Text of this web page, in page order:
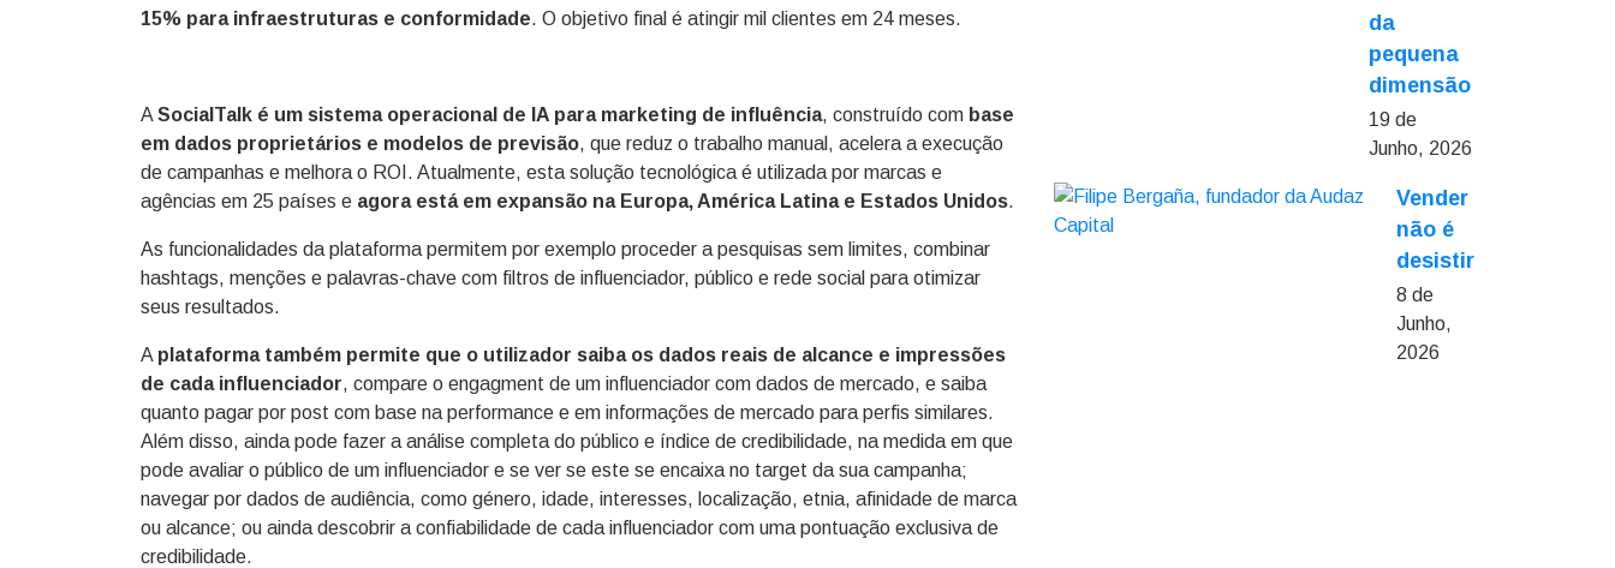
15% para infraestruturas e conformidade. O objetivo final é atingir mil clientes em 24 meses.
A SocialTalk é um sistema operacional de IA para marketing de influência, construído com base
em dados proprietários e modelos de previsão, que reduz o trabalho manual, acelera a execução
de campanhas e melhora o ROI. Atualmente, esta solução tecnológica é utilizada por marcas e
agências em 25 países e agora está em expansão na Europa, América Latina e Estados Unidos.
As funcionalidades da plataforma permitem por exemplo proceder a pesquisas sem limites, combinar
hashtags, menções e palavras-chave com filtros de influenciador, público e rede social para otimizar
seus resultados.
A plataforma também permite que o utilizador saiba os dados reais de alcance e impressões
de cada influenciador, compare o engagment de um influenciador com dados de mercado, e saiba
quanto pagar por post com base na performance e em informações de mercado para perfis similares.
Além disso, ainda pode fazer a análise completa do público e índice de credibilidade, na medida em que
pode avaliar o público de um influenciador e se ver se este se encaixa no target da sua campanha;
navegar por dados de audiência, como género, idade, interesses, localização, etnia, afinidade de marca
ou alcance; ou ainda descobrir a confiabilidade de cada influenciador com uma pontuação exclusiva de
credibilidade.
da
pequena
dimensão
19 de
Junho, 2026
Vender
não é
desistir
8 de
Junho,
2026